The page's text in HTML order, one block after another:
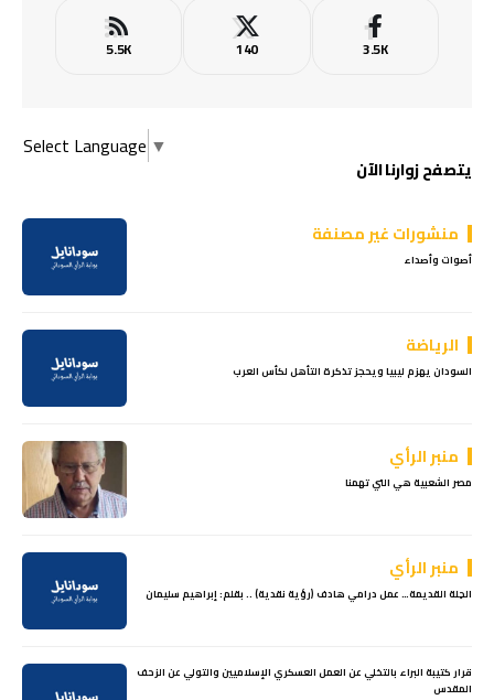
3.5K
140
5.5K
Select Language ▼
يتصفح زوارنا الآن
منشورات غير مصنفة
أصوات وأصداء
الرياضة
السودان يهزم ليبيا ويحجز تذكرة التأهل لكأس العرب
منبر الرأي
مصر الشعبية هي التي تهمنا
منبر الرأي
الحِلة القديمة… عمل درامي هادف (رؤية نقدية) .. بقلم: إبراهيم سليمان
قرار كتيبة البراء بالتخلي عن العمل العسكري الإسلاميين والتولي عن الزحف
المقدس